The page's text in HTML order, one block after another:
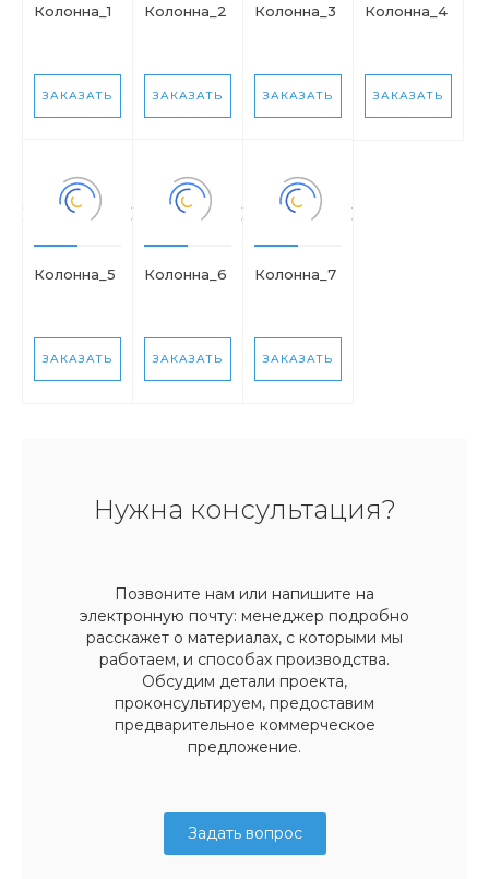
Колонна_1
ЗАКАЗАТЬ
Колонна_2
ЗАКАЗАТЬ
Колонна_3
ЗАКАЗАТЬ
Колонна_4
ЗАКАЗАТЬ
Колонна_5
ЗАКАЗАТЬ
Колонна_6
ЗАКАЗАТЬ
Колонна_7
ЗАКАЗАТЬ
Нужна консультация?
Позвоните нам или напишите на
электронную почту: менеджер подробно
расскажет о материалах, с которыми мы
работаем, и способах производства.
Обсудим детали проекта,
проконсультируем, предоставим
предварительное коммерческое
предложение.
Задать вопрос